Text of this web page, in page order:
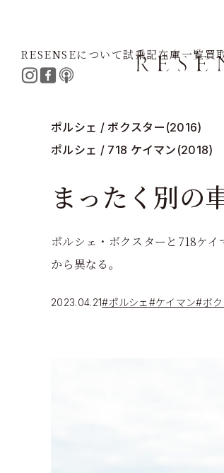
RESENSEについて試乗記在庫一覧買
Home Journal ポルシェ ケイマ
ポルシェ / ボクスター(2016)
ポルシェ / 718 ケイマン(2018)
まったく別の
ポルシェ・ボクスターと718ケ
から異なる。
2023.04.21#ポルシェ #ケイマン#ボ